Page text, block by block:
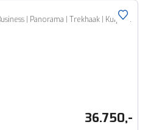
SEAT 1.4 TSI e-Hybrid PHEV FR Business | Panorama | Trekhaak | Kuipstoelen | 360Camera 305
36.750,-